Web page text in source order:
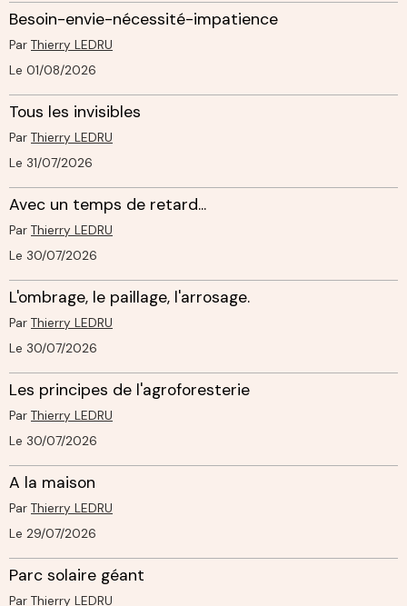
Besoin-envie-nécessité-impatience
Par Thierry LEDRU
Le 01/08/2026
Tous les invisibles
Par Thierry LEDRU
Le 31/07/2026
Avec un temps de retard...
Par Thierry LEDRU
Le 30/07/2026
L'ombrage, le paillage, l'arrosage.
Par Thierry LEDRU
Le 30/07/2026
Les principes de l'agroforesterie
Par Thierry LEDRU
Le 30/07/2026
A la maison
Par Thierry LEDRU
Le 29/07/2026
Parc solaire géant
Par Thierry LEDRU